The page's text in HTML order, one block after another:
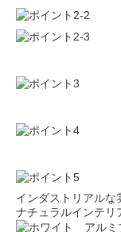
インダストリアルな
ナチュラルインテリ